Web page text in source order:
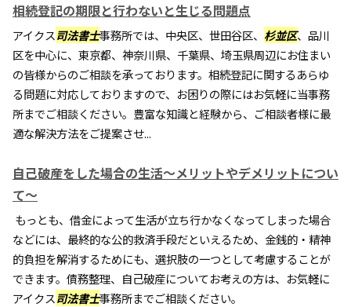
相続登記の期限と行わないと生じる問題点
アイクス司法書士事務所では、中央区、世田谷区、 杉並区、品川
区を中心に、東京都、神奈川県、千葉県、埼玉県周辺にお住まい
の皆様からのご相談を承っております。相続登記に関するあらゆ
る問題に対応しておりますので、お困りの際にはお気軽に当事務
所までご相談ください。豊富な知識と経験から、ご相談者様に最
適な解決方法をご提案させ...
自己破産をした場合の生活～メリットやデメリットについ
て～
もっとも、借金によって生活が立ち行かなくなってしまった場合
などには、最終的な公的救済手段だといえるため、金銭的・精神
的負担を解消するためにも、選択肢の一つとして考慮することが
できます。債務整理、自己破産についてお考えの方は、お気軽に
アイクス司法書士事務所までご相談ください。